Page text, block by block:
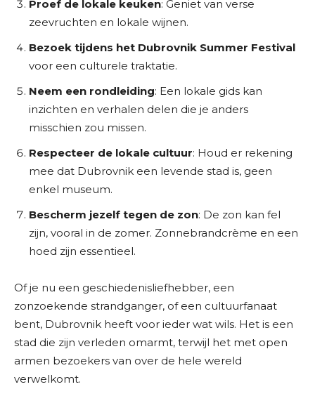
Proef de lokale keuken: Geniet van verse
zeevruchten en lokale wijnen.
Bezoek tijdens het Dubrovnik Summer Festival
voor een culturele traktatie.
Neem een rondleiding: Een lokale gids kan
inzichten en verhalen delen die je anders
misschien zou missen.
Respecteer de lokale cultuur: Houd er rekening
mee dat Dubrovnik een levende stad is, geen
enkel museum.
Bescherm jezelf tegen de zon: De zon kan fel
zijn, vooral in de zomer. Zonnebrandcrème en een
hoed zijn essentieel.
Of je nu een geschiedenisliefhebber, een
zonzoekende strandganger, of een cultuurfanaat
bent, Dubrovnik heeft voor ieder wat wils. Het is een
stad die zijn verleden omarmt, terwijl het met open
armen bezoekers van over de hele wereld
verwelkomt.